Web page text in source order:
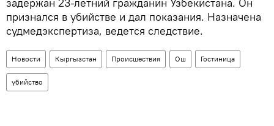
задержан 23-летний гражданин Узбекистана. Он
признался в убийстве и дал показания. Назначена
судмедэкспертиза, ведется следствие.
Новости Кыргызстан Происшествия Ош Гостиница
убийство